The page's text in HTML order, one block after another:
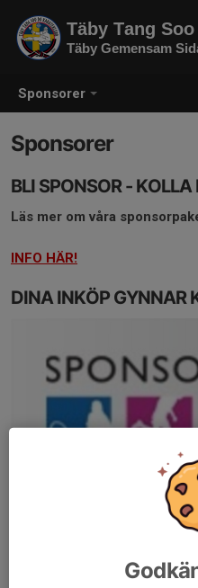
Sponsorer
Täby Tang
Täby Gemensam
Sponsorer
BLI SPONSOR - KOLLA
Läs mer om våra
INFO HÄR!
DINA INKÖP GYNNAR